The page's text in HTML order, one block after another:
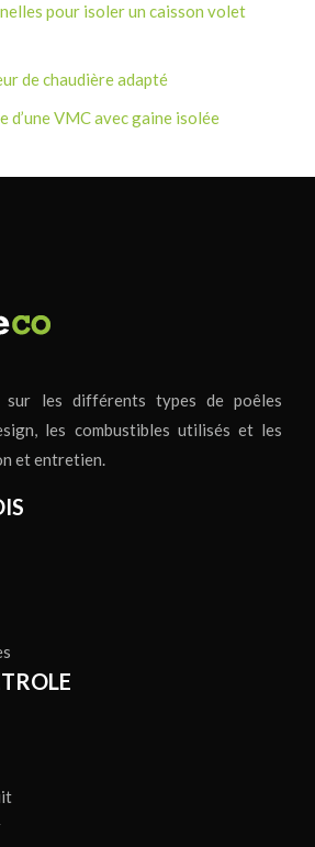
pour isoler un caisson volet
de chaudière adapté
d’une VMC avec gaine isolée
sur les différents types de poêles
les combustibles utilisés et les
et entretien.